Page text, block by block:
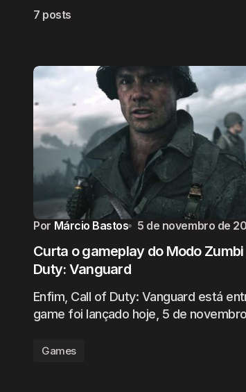
7 posts
Por Márcio Bastos 5 de novembro de
Curta o gameplay do Modo
Duty: Vanguard
Enfim, Call of Duty: Vanguard está
game foi lançado hoje, 5 de
Games